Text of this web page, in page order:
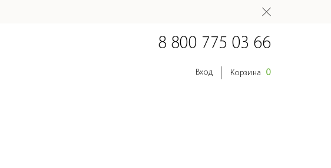
8 800 775 03 66
Вход Корзина 0